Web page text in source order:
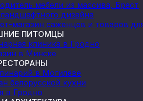
мебели из массива, Брест
дизайна
магазин саженцев и товаров
ПИТОМЦЫ
клиника в Гродно
в Минске
в Могилёве
белорусской кухни
в Гродно